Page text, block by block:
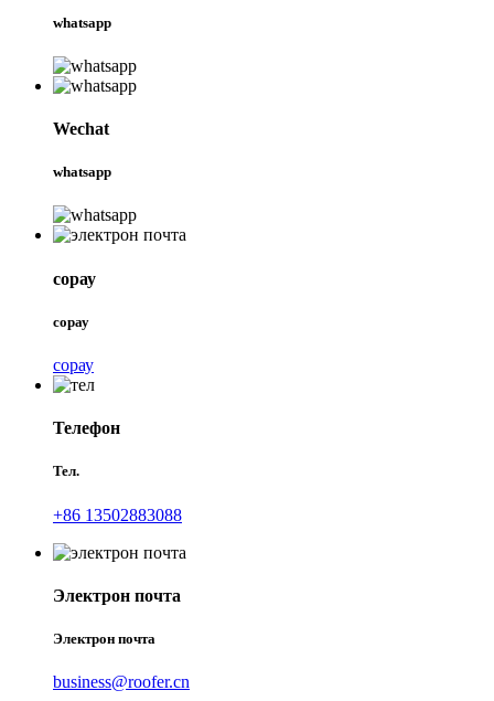
whatsapp
Wechat
whatsapp
сорау
сорау
сорау
Телефон
Тел.
+86 13502883088
Электрон почта
Электрон почта
business@roofer.cn